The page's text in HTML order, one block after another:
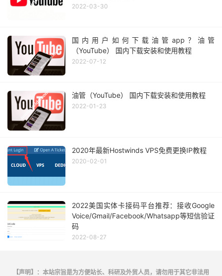
2022-03-30
国内用户如何下载油管app？油管
（YouTube） 国内下载安装和使用教程
2022-07-12
油管（YouTube） 国内下载安装和使用教程
2022-01-23
2020年最新Hostwinds VPS免费更换IP教程
2020-02-01
2022美国实体卡接码平台推荐：接收Google
Voice/Gmail/Facebook/Whatsapp等短信验证
码
2022-08-27
【声明】：本站宗旨是为方便站长、科研及外贸人员，请勿用于其它非法用